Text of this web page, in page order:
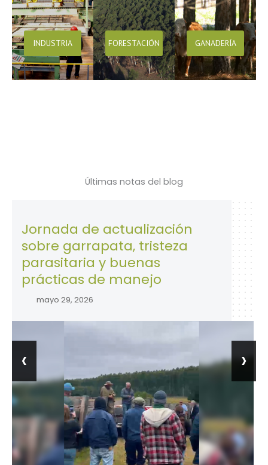
INDUSTRIA FORESTACIÓN GANADERÍA
Últimas notas del blog
de actualización
garrapata, tristeza
y buenas
de manejo
29, 2026
28
la
abril
‹ ›